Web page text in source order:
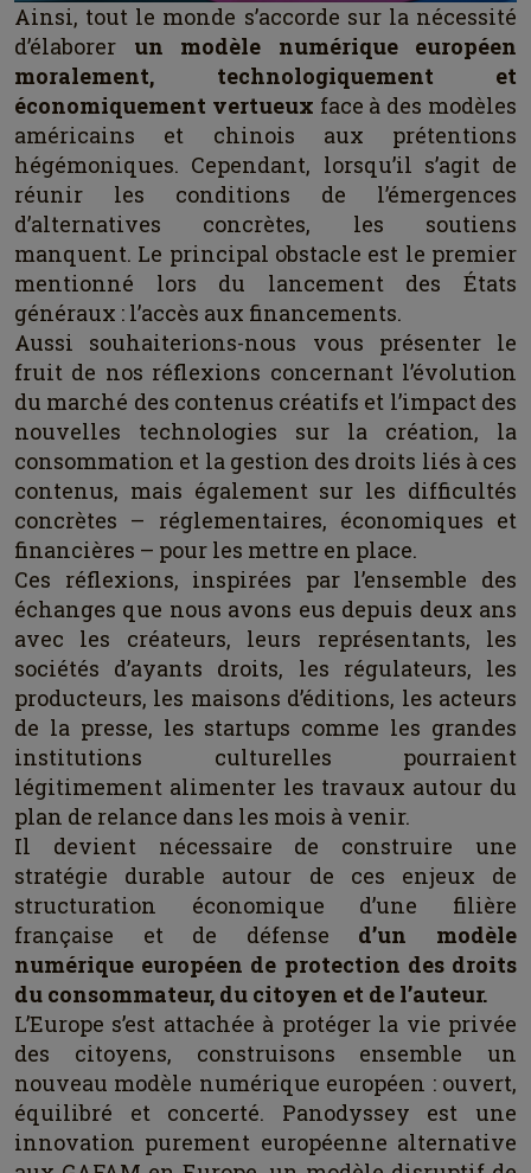
Ainsi, tout le monde s’accorde sur la nécessité
d’élaborer un modèle numérique européen
moralement, technologiquement et
économiquement vertueux face à des modèles
américains et chinois aux prétentions
hégémoniques. Cependant, lorsqu’il s’agit de
réunir les conditions de l’émergences
d’alternatives concrètes, les soutiens
manquent. Le principal obstacle est le premier
mentionné lors du lancement des États
généraux : l’accès aux financements.
Aussi souhaiterions-nous vous présenter le
fruit de nos réflexions concernant l’évolution
du marché des contenus créatifs et l’impact des
nouvelles technologies sur la création, la
consommation et la gestion des droits liés à ces
contenus, mais également sur les difficultés
concrètes – réglementaires, économiques et
financières – pour les mettre en place.
Ces réflexions, inspirées par l’ensemble des
échanges que nous avons eus depuis deux ans
avec les créateurs, leurs représentants, les
sociétés d’ayants droits, les régulateurs, les
producteurs, les maisons d’éditions, les acteurs
de la presse, les startups comme les grandes
institutions culturelles pourraient
légitimement alimenter les travaux autour du
plan de relance dans les mois à venir.
Il devient nécessaire de construire une
stratégie durable autour de ces enjeux de
structuration économique d’une filière
française et de défense d’un modèle
numérique européen de protection des droits
du consommateur, du citoyen et de l’auteur.
L’Europe s’est attachée à protéger la vie privée
des citoyens, construisons ensemble un
nouveau modèle numérique européen : ouvert,
équilibré et concerté. Panodyssey est une
innovation purement européenne alternative